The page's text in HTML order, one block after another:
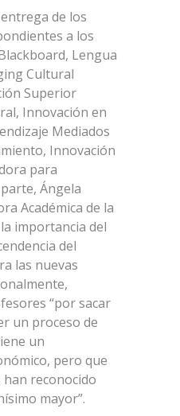
de los
a los
Lengua
Cultural
Superior
Innovación en
Mediados
Innovación
para
Ángela
Académica de la
importancia del
del
las nuevas
“por sacar
un proceso de
un
pero que
han reconocido
mayor”.